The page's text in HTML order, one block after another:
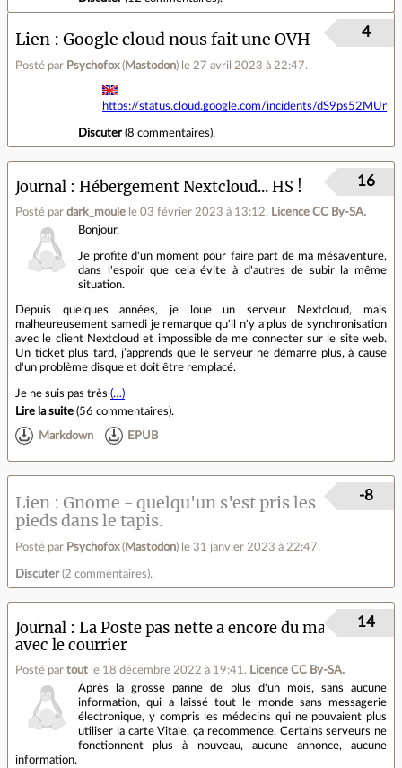
Lien Google cloud nous fait une OVH
Posté par Psychofox( Mastodon) le 27 avril 2023 à 22:47.
4
https://status.cloud.google.com/incidents/
Discuter(8 commentaires).
Journal Hébergement Nextcloud... HS !
Posté par dark_moule le 03 février 2023 à 13:12. Licence CC By‑SA.
16
Bonjour,
Je profite d'un moment pour faire part de ma mésaventure,
dans l'espoir que cela évite à d'autres de subir la même
situation.
Depuis quelques années, je loue un serveur Nextcloud, mais
malheureusement samedi je remarque qu'il n'y a plus de synchronisation
avec le client Nextcloud et impossible de me connecter sur le site web.
Un ticket plus tard, j’apprends que le serveur ne démarre plus, à cause
d'un problème disque et doit être remplacé.
Je ne suis pas très (…)
Lire la suite (56 commentaires).
Markdown EPUB
Lien
Gnome - quelqu'un s'est pris les
pieds dans le tapis.
Posté par Psychofox( Mastodon) le 31 janvier 2023 à 22:47.
-8
Discuter (2 commentaires).
Journal
La Poste pas nette a encore du mal
avec le courrier
Posté par tout le 18 décembre 2022 à 19:41 . Licence CC By‑SA.
14
Après la grosse panne de plus d'un mois, sans aucune
information, qui a laissé tout le monde sans messagerie
électronique, y compris les médecins qui ne pouvaient plus
utiliser la carte Vitale, ça recommence. Certains serveurs ne
fonctionnent plus à nouveau, aucune annonce, aucune
information.